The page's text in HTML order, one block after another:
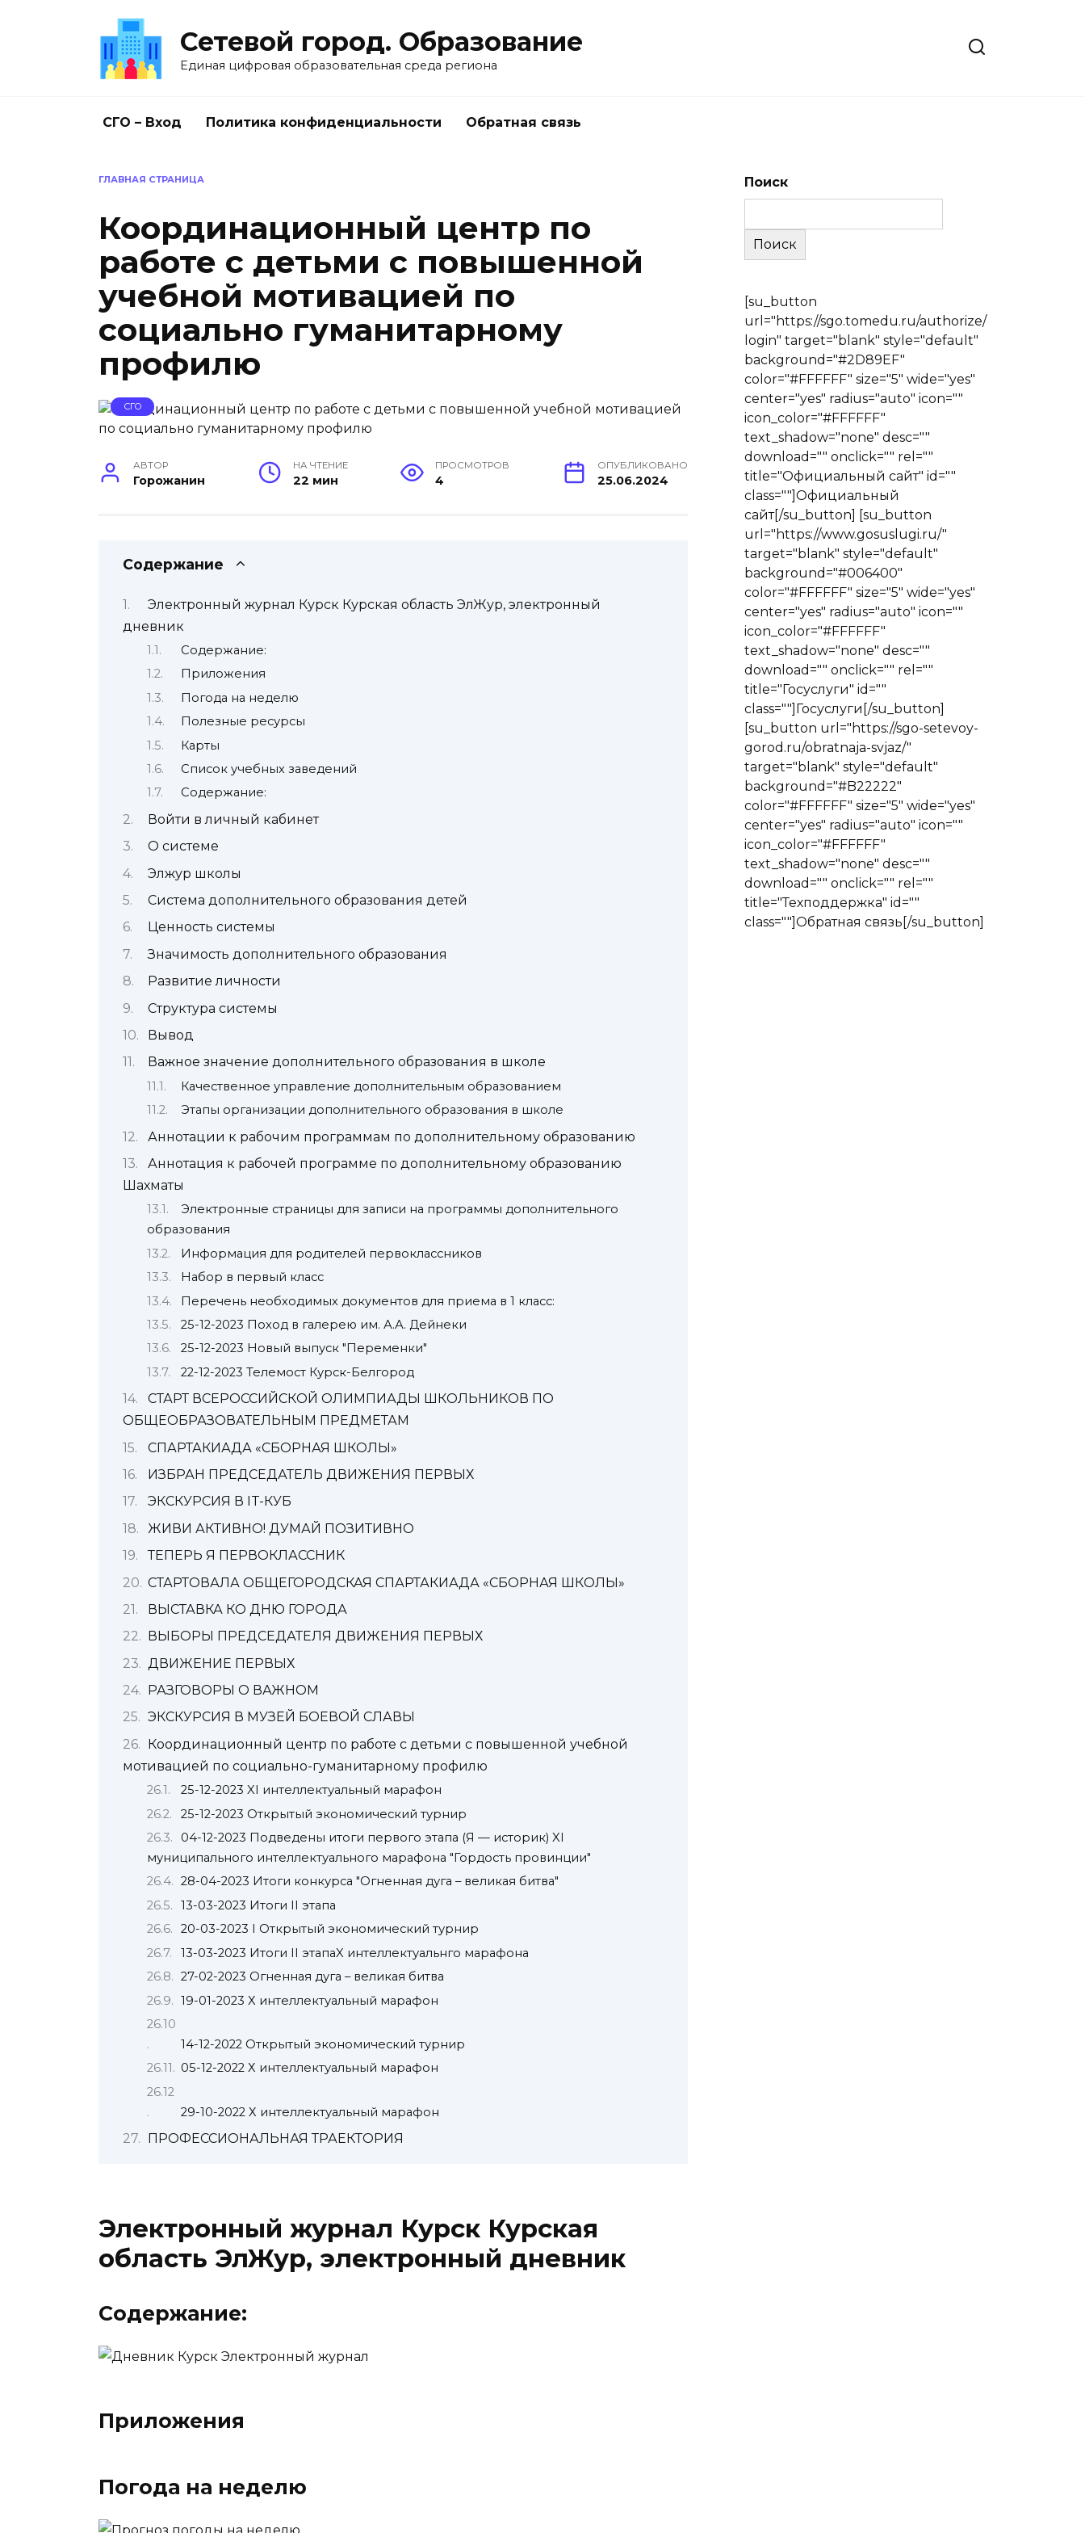
Сетевой город. Образование
Единая цифровая образовательная среда региона
СГО – Вход Политика конфиденциальности Обратная связь
ГЛАВНАЯ СТРАНИЦА
Координационный центр по
работе с детьми с повышенной
учебной мотивацией по
социально гуманитарному
профилю
СГО
АВТОР
Горожанин
НА ЧТЕНИЕ
22 мин
ПРОСМОТРОВ
4
ОПУБЛИКОВАНО
25.06.2024
Содержание
Электронный журнал Курск Курская область ЭлЖур, электронный
дневник
Содержание:
Приложения
Погода на неделю
Полезные ресурсы
Карты
Список учебных заведений
Содержание:
Войти в личный кабинет
О системе
Элжур школы
Система дополнительного образования детей
Ценность системы
Значимость дополнительного образования
Развитие личности
Структура системы
Вывод
Важное значение дополнительного образования в школе
Качественное управление дополнительным образованием
Этапы организации дополнительного образования в школе
Аннотации к рабочим программам по дополнительному образованию
Аннотация к рабочей программе по дополнительному образованию
Шахматы
Электронные страницы для записи на программы дополнительного
образования
Информация для родителей первоклассников
Набор в первый класс
Перечень необходимых документов для приема в 1 класс:
25-12-2023 Поход в галерею им. А.А. Дейнеки
25-12-2023 Новый выпуск "Переменки"
22-12-2023 Телемост Курск-Белгород
СТАРТ ВСЕРОССИЙСКОЙ ОЛИМПИАДЫ ШКОЛЬНИКОВ ПО
ОБЩЕОБРАЗОВАТЕЛЬНЫМ ПРЕДМЕТАМ
СПАРТАКИАДА «СБОРНАЯ ШКОЛЫ»
ИЗБРАН ПРЕДСЕДАТЕЛЬ ДВИЖЕНИЯ ПЕРВЫХ
ЭКСКУРСИЯ В IT-КУБ
ЖИВИ АКТИВНО! ДУМАЙ ПОЗИТИВНО
ТЕПЕРЬ Я ПЕРВОКЛАССНИК
СТАРТОВАЛА ОБЩЕГОРОДСКАЯ СПАРТАКИАДА «СБОРНАЯ ШКОЛЫ»
ВЫСТАВКА КО ДНЮ ГОРОДА
ВЫБОРЫ ПРЕДСЕДАТЕЛЯ ДВИЖЕНИЯ ПЕРВЫХ
ДВИЖЕНИЕ ПЕРВЫХ
РАЗГОВОРЫ О ВАЖНОМ
ЭКСКУРСИЯ В МУЗЕЙ БОЕВОЙ СЛАВЫ
Координационный центр по работе с детьми с повышенной учебной
мотивацией по социально-гуманитарному профилю
25-12-2023 XI интеллектуальный марафон
25-12-2023 Открытый экономический турнир
04-12-2023 Подведены итоги первого этапа (Я — историк) XI
муниципального интеллектуального марафона "Гордость провинции"
28-04-2023 Итоги конкурса "Огненная дуга – великая битва"
13-03-2023 Итоги II этапа
20-03-2023 I Открытый экономический турнир
13-03-2023 Итоги II этапаX интеллектуальнго марафона
27-02-2023 Огненная дуга – великая битва
19-01-2023 Х интеллектуальный марафон
14-12-2022 Открытый экономический турнир
05-12-2022 Х интеллектуальный марафон
29-10-2022 Х интеллектуальный марафон
ПРОФЕССИОНАЛЬНАЯ ТРАЕКТОРИЯ
Электронный журнал Курск Курская
область ЭлЖур, электронный дневник
Содержание:
Приложения
Погода на неделю
Поиск
Поиск
[su_button
url="https://sgo.tomedu.ru/authorize/
login" target="blank" style="default"
background="#2D89EF"
color="#FFFFFF" size="5" wide="yes"
center="yes" radius="auto" icon=""
icon_color="#FFFFFF"
text_shadow="none" desc=""
download="" onclick="" rel=""
title="Официальный сайт" id=""
class=""]Официальный
сайт[/su_button] [su_button
url="https://www.gosuslugi.ru/"
target="blank" style="default"
background="#006400"
color="#FFFFFF" size="5" wide="yes"
center="yes" radius="auto" icon=""
icon_color="#FFFFFF"
text_shadow="none" desc=""
download="" onclick="" rel=""
title="Госуслуги" id=""
class=""]Госуслуги[/su_button]
[su_button url="https://sgo-setevoy-
gorod.ru/obratnaja-svjaz/"
target="blank" style="default"
background="#B22222"
color="#FFFFFF" size="5" wide="yes"
center="yes" radius="auto" icon=""
icon_color="#FFFFFF"
text_shadow="none" desc=""
download="" onclick="" rel=""
title="Техподдержка" id=""
class=""]Обратная связь[/su_button]